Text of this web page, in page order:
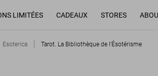
LIMITÉES CADEAUX STORES
Esoterica Tarot. La Bibliothèque de l'Ésotérisme